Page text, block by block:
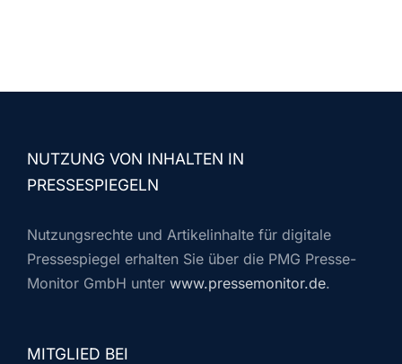
NUTZUNG VON INHALTEN IN
PRESSESPIEGELN
Nutzungsrechte und Artikelinhalte für digitale
Pressespiegel erhalten Sie über die PMG Presse-
Monitor GmbH unter www.pressemonitor.de.
MITGLIED BEI